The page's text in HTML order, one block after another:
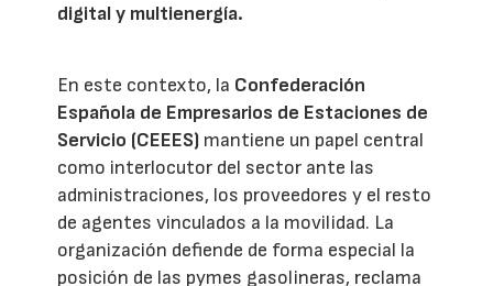
digital y multienergía.
En este contexto, la Confederación
Española de Empresarios de Estaciones de
Servicio (CEEES) mantiene un papel central
como interlocutor del sector ante las
administraciones, los proveedores y el resto
de agentes vinculados a la movilidad. La
organización defiende de forma especial la
posición de las pymes gasolineras, reclama